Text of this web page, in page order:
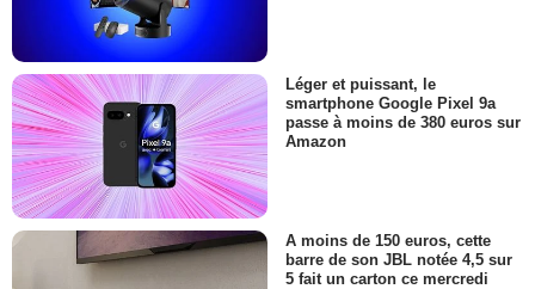
Léger et puissant, le
smartphone Google Pixel 9a
passe à moins de 380 euros sur
Amazon
A moins de 150 euros, cette
barre de son JBL notée 4,5 sur
5 fait un carton ce mercredi